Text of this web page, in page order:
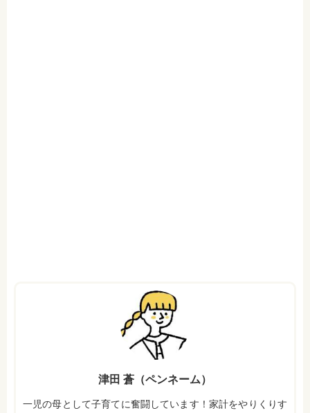
津田 蒼（ペンネーム）
一児の母として子育てに奮闘しています！家計をやりくりす